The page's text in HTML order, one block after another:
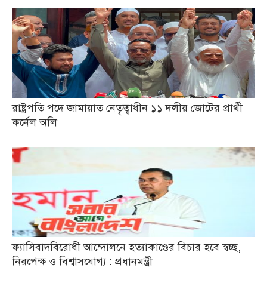
রাষ্ট্রপতি পদে জামায়াত নেতৃত্বাধীন ১১ দলীয় জোটের প্রার্থী
কর্নেল অলি
ফ্যাসিবাদবিরোধী আন্দোলনে হত্যাকাণ্ডের বিচার হবে স্বচ্ছ,
নিরপেক্ষ ও বিশ্বাসযোগ্য : প্রধানমন্ত্রী